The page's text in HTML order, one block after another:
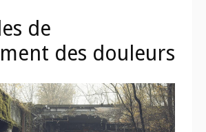
de
des douleurs